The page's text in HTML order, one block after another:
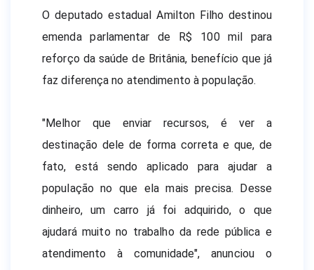
O deputado estadual Amilton Filho destinou
emenda parlamentar de R$ 100 mil para
reforço da saúde de Britânia, benefício que já
faz diferença no atendimento à população.
"Melhor que enviar recursos, é ver a
destinação dele de forma correta e que, de
fato, está sendo aplicado para ajudar a
população no que ela mais precisa. Desse
dinheiro, um carro já foi adquirido, o que
ajudará muito no trabalho da rede pública e
atendimento à comunidade", anunciou o